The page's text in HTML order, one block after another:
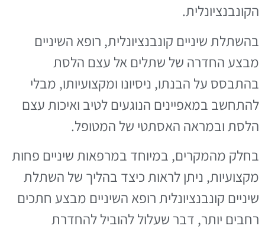
הקונבנציונלית.
בהשתלת שיניים קונבנציונלית, רופא השיניים
מבצע החדרה של שתלים אל עצם הלסת
בהתבסס על הבנתו, ניסיונו ומקצועיותו, מבלי
להתחשב במאפיינים הנוגעים לטיב ואיכות עצם
הלסת ובמראה האסתטי של המטופל.
בחלק מהמקרים, במיוחד במרפאות שיניים פחות
מקצועיות, ניתן לראות כיצד בהליך של השתלת
שיניים קונבנציונלית רופא השיניים מבצע חתכים
רחבים יותר, דבר שעלול להוביל להחדרת